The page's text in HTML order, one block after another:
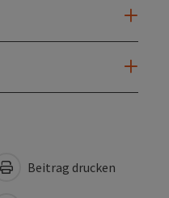
Beitrag drucken